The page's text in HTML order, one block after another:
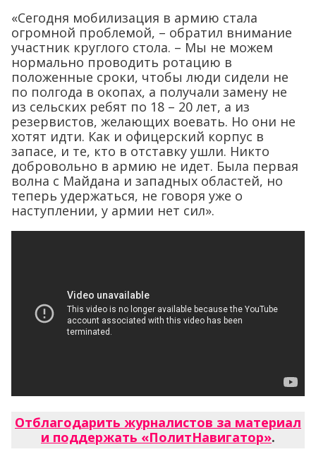
«Сегодня мобилизация в армию стала
огромной проблемой, – обратил внимание
участник круглого стола. – Мы не можем
нормально проводить ротацию в
положенные сроки, чтобы люди сидели не
по полгода в окопах, а получали замену не
из сельских ребят по 18 – 20 лет, а из
резервистов, желающих воевать. Но они не
хотят идти. Как и офицерский корпус в
запасе, и те, кто в отставку ушли. Никто
добровольно в армию не идет. Была первая
волна с Майдана и западных областей, но
теперь удержаться, не говоря уже о
наступлении, у армии нет сил».
Отблагодарить журналистов за материал
и поддержать «ПолитНавигатор».